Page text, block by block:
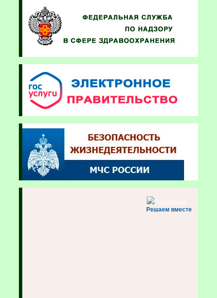
Решаем вместе